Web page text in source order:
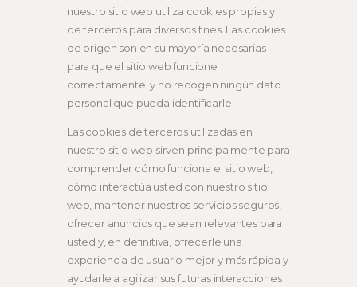
nuestro sitio web utiliza cookies propias y
de terceros para diversos fines. Las cookies
de origen son en su mayoría necesarias
para que el sitio web funcione
correctamente, y no recogen ningún dato
personal que pueda identificarle.
Las cookies de terceros utilizadas en
nuestro sitio web sirven principalmente para
comprender cómo funciona el sitio web,
cómo interactúa usted con nuestro sitio
web, mantener nuestros servicios seguros,
ofrecer anuncios que sean relevantes para
usted y, en definitiva, ofrecerle una
experiencia de usuario mejor y más rápida y
ayudarle a agilizar sus futuras interacciones